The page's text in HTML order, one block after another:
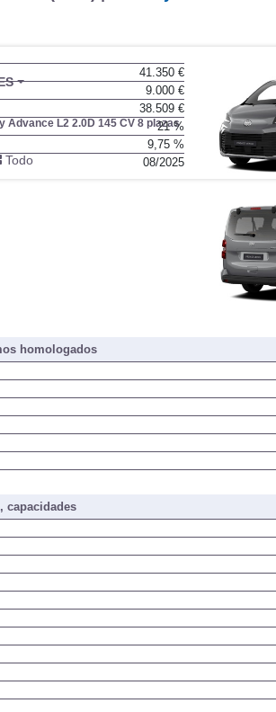
Advance L2 2.0D 145 CV 8 plazas
Todo
41.350 €
9.000 €
38.509 €
21 %
9,75 %
08/2025
homologados
capacidades